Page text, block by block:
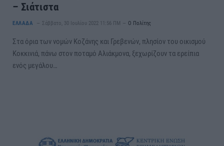
– Σιάτιστα
ΕΛΛΑΔΑ Σάββατο, 30 Ιουλίου 2022 11:56 ΠΜ Ο Πολίτης
Στα όρια των νομών Κοζάνης και Γρεβενών, πλησίον του οικισμού
Κοκκινιά, πάνω στον ποταμό Αλιάκμονα, ξεχωρίζουν τα ερείπια
ενός μεγάλου…